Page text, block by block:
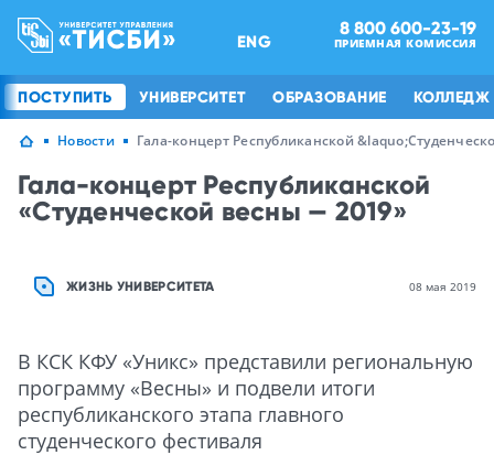
ENG
8 800 600-23-19
ПРИЕМНАЯ КОМИССИЯ
ПОСТУПИТЬ УНИВЕРСИТЕТ ОБРАЗОВАНИЕ КОЛЛЕДЖ
Новости Гала-концерт Республиканской
Гала-концерт Республиканской
«Студенческой весны — 2019»
ЖИЗНЬ УНИВЕРСИТЕТА 08 мая 2019
В КСК КФУ «Уникс» представили региональную
программу «Весны» и подвели итоги
республиканского этапа главного
студенческого фестиваля